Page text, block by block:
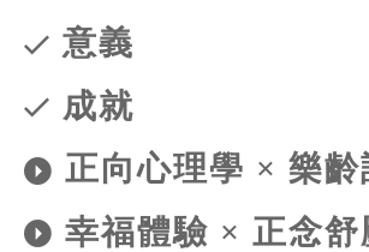
意義
成就
正向心理學 × 樂齡
幸福體驗 × 正念舒